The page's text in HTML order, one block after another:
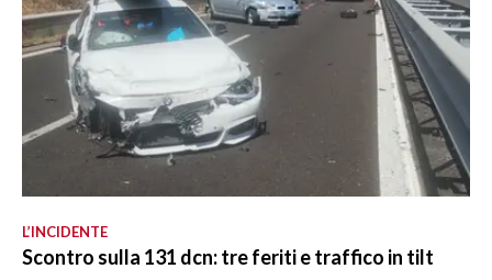
L’INCIDENTE
Scontro sulla 131 dcn: tre feriti e traffico in tilt